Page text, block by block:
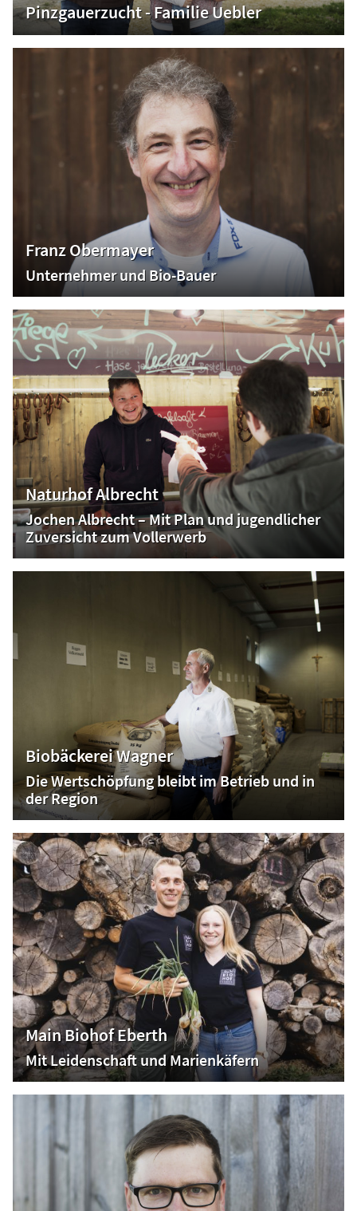
Pinzgauerzucht - Familie Uebler
Franz Obermayer
Unternehmer und Bio-Bauer
Naturhof Albrecht
Jochen Albrecht – Mit Plan und jugendlicher
Zuversicht zum Vollerwerb
Biobäckerei Wagner
Die Wertschöpfung bleibt im Betrieb und in
der Region
Main Biohof Eberth
Mit Leidenschaft und Marienkäfern